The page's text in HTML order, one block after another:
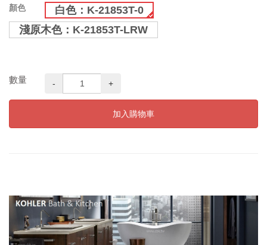
顏色
白色：K-21853T-0
淺原木色：K-21853T-LRW
數量 - +
加入購物車